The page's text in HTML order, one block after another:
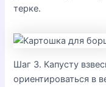
терке.
Шаг 3. Капусту
ориентироваться в